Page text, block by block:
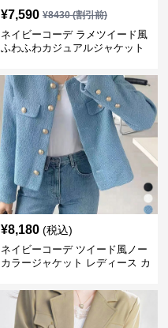
¥7,590 ¥8430(割引前)
ネイビーコーデ ラメツイード風
ふわふわカジュアルジャケット
¥8,180 (税込)
ネイビーコーデ ツイード風ノー
カラージャケット レディース カ